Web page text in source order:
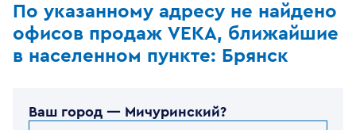
По указанному адресу не найдено
офисов продаж VEKA, ближайшие
в населенном пункте: Брянск
Ваш город — Мичуринский?